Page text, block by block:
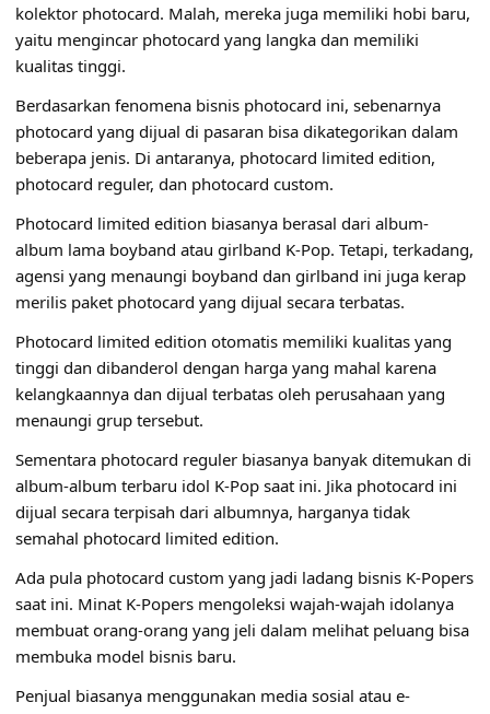
kolektor photocard. Malah, mereka juga memiliki hobi baru,
yaitu mengincar photocard yang langka dan memiliki
kualitas tinggi.
Berdasarkan fenomena bisnis photocard ini, sebenarnya
photocard yang dijual di pasaran bisa dikategorikan dalam
beberapa jenis. Di antaranya, photocard limited edition,
photocard reguler, dan photocard custom.
Photocard limited edition biasanya berasal dari album-
album lama boyband atau girlband K-Pop. Tetapi, terkadang,
agensi yang menaungi boyband dan girlband ini juga kerap
merilis paket photocard yang dijual secara terbatas.
Photocard limited edition otomatis memiliki kualitas yang
tinggi dan dibanderol dengan harga yang mahal karena
kelangkaannya dan dijual terbatas oleh perusahaan yang
menaungi grup tersebut.
Sementara photocard reguler biasanya banyak ditemukan di
album-album terbaru idol K-Pop saat ini. Jika photocard ini
dijual secara terpisah dari albumnya, harganya tidak
semahal photocard limited edition.
Ada pula photocard custom yang jadi ladang bisnis K-Popers
saat ini. Minat K-Popers mengoleksi wajah-wajah idolanya
membuat orang-orang yang jeli dalam melihat peluang bisa
membuka model bisnis baru.
Penjual biasanya menggunakan media sosial atau e-